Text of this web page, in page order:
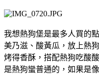
我想熱狗堡是最多人買的
美乃滋、酸黃瓜，放上熱
烤得香酥，搭配熱狗吃酸
是熱狗蠻普通的，如果是